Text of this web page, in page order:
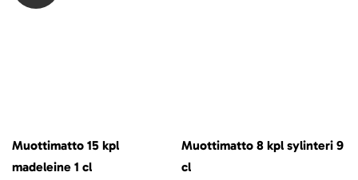
Muottimatto 15 kpl
madeleine 1 cl
Muottimatto 8 kpl sylinteri 9
cl